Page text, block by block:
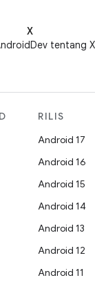
X
tentang X
RILIS
Android 17
Android 16
Android 15
Android 14
Android 13
Android 12
Android 11